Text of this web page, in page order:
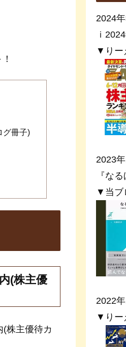
グ冊子)
(株主優
株主優待カ
2024
ｉ
▼りー
2023
『な
▼当ブ
2022
▼りー